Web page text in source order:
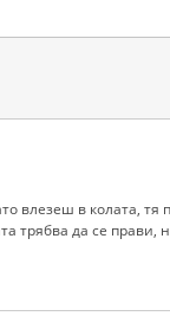
влезеш в колата,
трябва да се прави,